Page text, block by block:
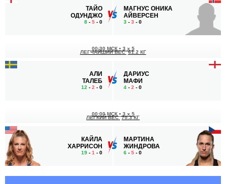
ТАЙО
ОДУНДЖО
8 - 5 - 0
МАГНУС ОНИКА
АЙВЕРСЕН
3 - 3 - 0
АЛИ
ТАЛЕБ
12 - 2 - 0
00:30 МСК • 3 x 5
ЛЕГЧАЙШИЙ ВЕС 61.2 КГ
ДАРИУС
МАФИ
4 - 2 - 0
КАЙЛА
ХАРРИСОН
19 - 1 - 0
00:00 МСК • 3 x 5
ЛЕГКИЙ ВЕС 70.3 КГ
МАРТИНА
ЖИНДРОВА
6 - 5 - 0